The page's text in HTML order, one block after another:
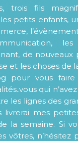
trois fils
petits enfants,
de nouveaux
et les choses de
pour vous faire
qui
les lignes des
livrerai mes
la semaine. Si
vôtres, n’hésitez